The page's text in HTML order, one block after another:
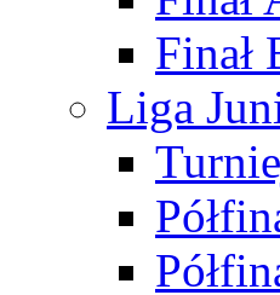
Finał
Liga